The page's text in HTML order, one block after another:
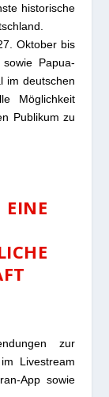
historische
Oktober bis
Papua-
im deutschen
Möglichkeit
Publikum zu
zur
Livestream
App sowie